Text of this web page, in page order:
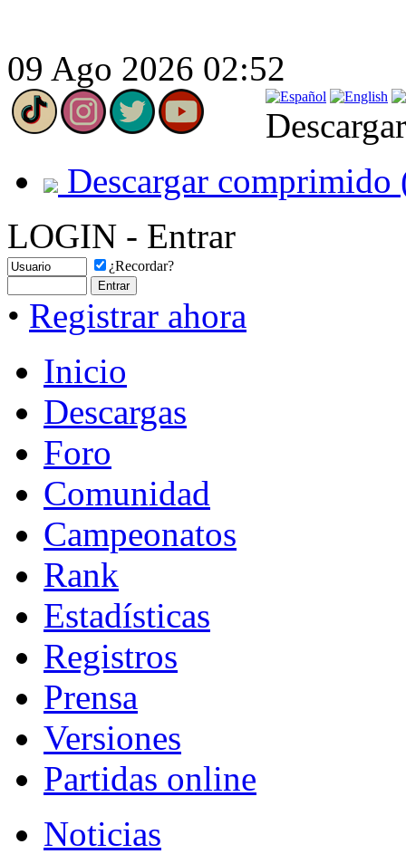
09 Ago 2026 02:52
Descargar comprimido
LOGIN - Entrar
¿Recordar?
• Registrar ahora
Inicio
Descargas
Foro
Comunidad
Campeonatos
Rank
Estadísticas
Registros
Prensa
Versiones
Partidas online
Noticias